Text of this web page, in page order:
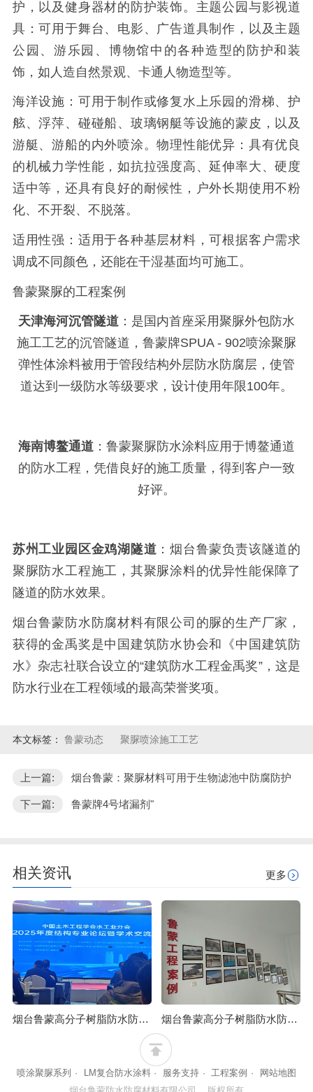
护，以及健身器材的防护装饰。主题公园与影视道
具：可用于舞台、电影、广告道具制作，以及主题
公园、游乐园、博物馆中的各种造型的防护和装
饰，如人造自然景观、卡通人物造型等。
海洋设施：可用于制作或修复水上乐园的滑梯、护
舷、浮萍、碰碰船、玻璃钢艇等设施的蒙皮，以及
游艇、游船的内外喷涂。物理性能优异：具有优良
的机械力学性能，如抗拉强度高、延伸率大、硬度
适中等，还具有良好的耐候性，户外长期使用不粉
化、不开裂、不脱落。
适用性强：适用于各种基层材料，可根据客户需求
调成不同颜色，还能在干湿基面均可施工。
鲁蒙聚脲的工程案例
天津海河沉管隧道 ：是国内首座采用聚脲外包防水
施工工艺的沉管隧道，鲁蒙牌SPUA - 902喷涂聚脲
弹性体涂料被用于管段结构外层防水防腐层，使管
道达到一级防水等级要求，设计使用年限100年。
海南博鳌通道 ：鲁蒙聚脲防水涂料应用于博鳌通道
的防水工程，凭借良好的施工质量，得到客户一致
好评。
苏州工业园区金鸡湖隧道 ：烟台鲁蒙负责该隧道的
聚脲防水工程施工，其聚脲涂料的优异性能保障了
隧道的防水效果。
烟台鲁蒙防水防腐材料有限公司的脲的生产厂家，
获得的金禹奖是中国建筑防水协会和《中国建筑防
水》杂志社联合设立的“建筑防水工程金禹奖”，这是
防水行业在工程领域的最高荣誉奖项。
本文标签： 鲁蒙动态 聚脲喷涂施工工艺
上一篇: 烟台鲁蒙：聚脲材料可用于生物滤池中防腐防护
下一篇: 鲁蒙牌4号堵漏剂"
相关资讯 更多
烟台鲁蒙高分子树脂防水防腐涂料可应用于石油化工行业 烟台鲁蒙高分子树脂防水防腐涂料可防止混凝土浒苔附着
喷涂聚脲系列 · LM复合防水涂料 · 服务支持 · 工程案例 ·
网站地图